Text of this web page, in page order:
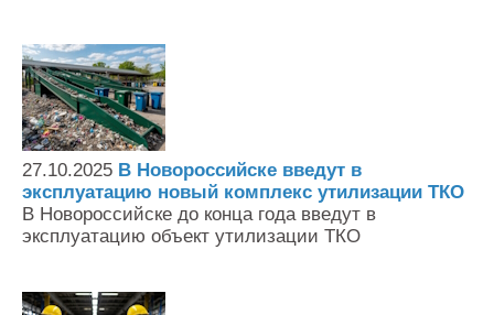
27.10.2025 В Новороссийске введут в
эксплуатацию новый комплекс утилизации ТКО
В Новороссийске до конца года введут в
эксплуатацию объект утилизации ТКО